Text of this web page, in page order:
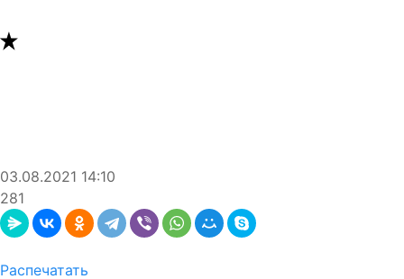
03.08.2021 14:10
281
Распечатать